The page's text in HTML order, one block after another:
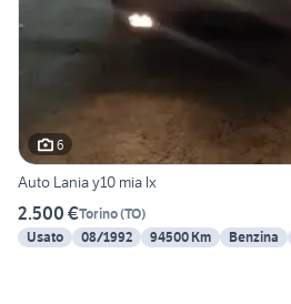
6
Auto Lania y10 mia lx
2.500 €Torino(TO)
Usato
08/1992 94500 Km Benzina